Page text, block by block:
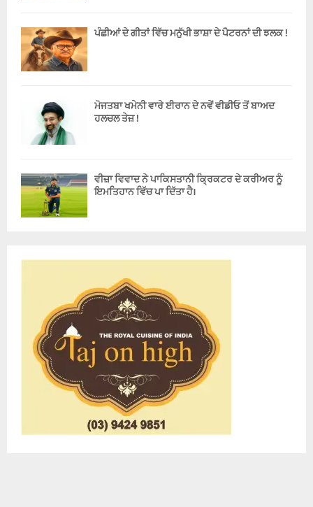
ਪੰਛੀਆਂ ਦੇ ਗੀਤਾਂ ਵਿੱਚ ਮਨੁੱਖੀ ਭਾਸ਼ਾ ਦੇ ਪੈਟਰਨਾਂ ਦੀ ਝਲਕ !
ਮੋਜਤਬਾ ਖਮੇਨੀ ਵਾਰੇ ਈਰਾਨ ਦੇ ਨਵੇਂ ਵੀਡੀਓ ਤੋਂ ਬਾਅਦ
ਹਲਚਲ ਤੇਜ਼ !
ਵੀਜ਼ਾ ਵਿਵਾਦ ਨੇ ਪਾਕਿਸਤਾਨੀ ਕ੍ਰਿਕਟਰ ਦੇ ਕਰੀਅਰ ਨੂੰ
ਇਮਤਿਹਾਨ ਵਿੱਚ ਪਾ ਦਿੱਤਾ ਹੈ।